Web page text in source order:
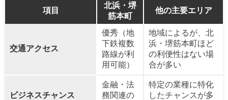
項目
北浜・堺
筋本町
他の主要エリア
交通アクセス
優秀（地
下鉄複数
路線が利
用可能）
地域によるが、北
浜・堺筋本町ほど
の利便性はない場
合が多い
ビジネスチャンス
金融・法
務関連の
特定の業種に特化
したチャンスが多